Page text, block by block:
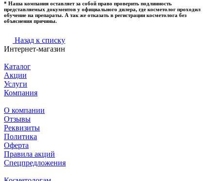
* Наша компания оставляет за собой право проверить подлинность
представляемых документов у официального дилера, где косметолог проходил
обучение на препараты. А так же отказать в регистрации косметолога без
объяснения причины.
Назад к списку
Интернет-магазин
Каталог
Акции
Услуги
Компания
О компании
Отзывы
Реквизиты
Политика
Оферта
Правила акций
Спецпредложения